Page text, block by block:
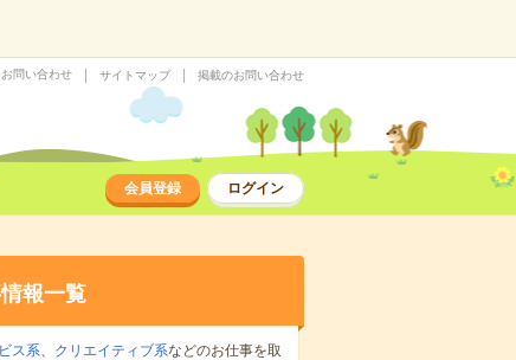
問い合わせ サイトマップ 掲載のお問い合わせ
会員登録 ログイン
報一覧
ス系、 クリエイティブ系などのお仕事を取